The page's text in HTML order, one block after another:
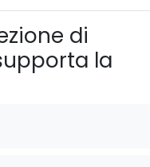
di
la